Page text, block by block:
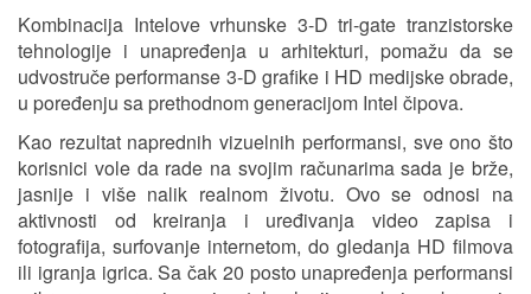
Kombinacija Intelove vrhunske 3-D tri-gate tranzistorske
tehnologije i unapređenja u arhitekturi, pomažu da se
udvostruče performanse 3-D grafike i HD medijske obrade,
u poređenju sa prethodnom generacijom Intel čipova.
Kao rezultat naprednih vizuelnih performansi, sve ono što
korisnici vole da rade na svojim računarima sada je brže,
jasnije i više nalik realnom životu. Ovo se odnosi na
aktivnosti od kreiranja i uređivanja video zapisa i
fotografija, surfovanje internetom, do gledanja HD filmova
ili igranja igrica. Sa čak 20 posto unapređenja performansi